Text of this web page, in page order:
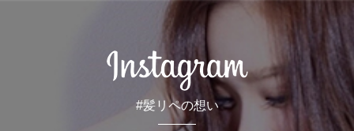
#髪リペの想い